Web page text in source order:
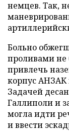
немцев. Так,
Больно
проливами не
привлечь
корпус АНЗАК
Задачей
Галлиполи и
могла идти
и ввести